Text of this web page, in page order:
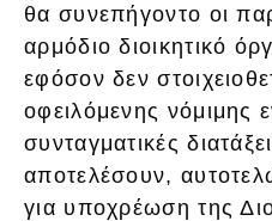
θα συνεπήγοντο οι
αρμόδιο διοικητικό
εφόσον δεν
οφειλόμενης νόμιμης
συνταγματικές
αποτελέσουν,
για υποχρέωση της